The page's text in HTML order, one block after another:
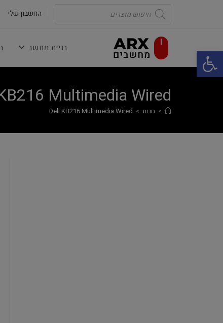
פתח סרגל נגישות
Products
search החשבון שלי
בניית מחשב
KB216 Multimedia Wired
> חנות >
Dell KB216 Multimedia Wired